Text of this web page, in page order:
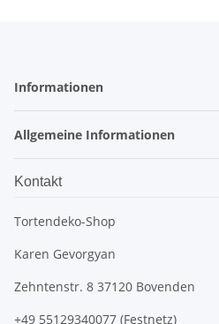
Informationen
Allgemeine Informationen
Kontakt
Tortendeko-Shop
Karen Gevorgyan
Zehntenstr. 8 37120 Bovenden
+49 55129340077 (Festnetz)